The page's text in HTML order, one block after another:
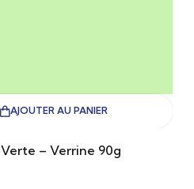
AJOUTER AU PANIER
– Verrine 90g